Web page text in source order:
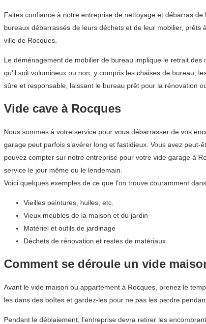
Faites confiance à notre entreprise de nettoyage et débarras
bureaux débarrassés de leurs déchets et de leur mobilier,
ville de Rocques.
Le déménagement de mobilier de bureau implique le retrait
qu’il soit volumineux ou non, y compris les chaises de bureau,
sûre et responsable, laissant le bureau prêt pour la rénovation
Vide cave à Rocques
Nous sommes à votre service pour vous débarrasser de vos
garage peut parfois s’avérer long et fastidieux. Vous avez
pouvez compter sur notre entreprise pour votre vide garage à
service le jour même ou le lendemain.
Voici quelques exemples de ce que l’on trouve couramment
Vieilles peintures, huiles, etc.
Vieux meubles de la maison et du jardin
Matériel et outils de jardinage
Déchets de rénovation et restes de matériaux
Comment se déroule un vide
Avant le vide maison ou appartement à Rocques, prenez le
les dans des boîtes et gardez-les pour ne pas les perdre
Pendant le déblaiement, l’entreprise devra retirer les